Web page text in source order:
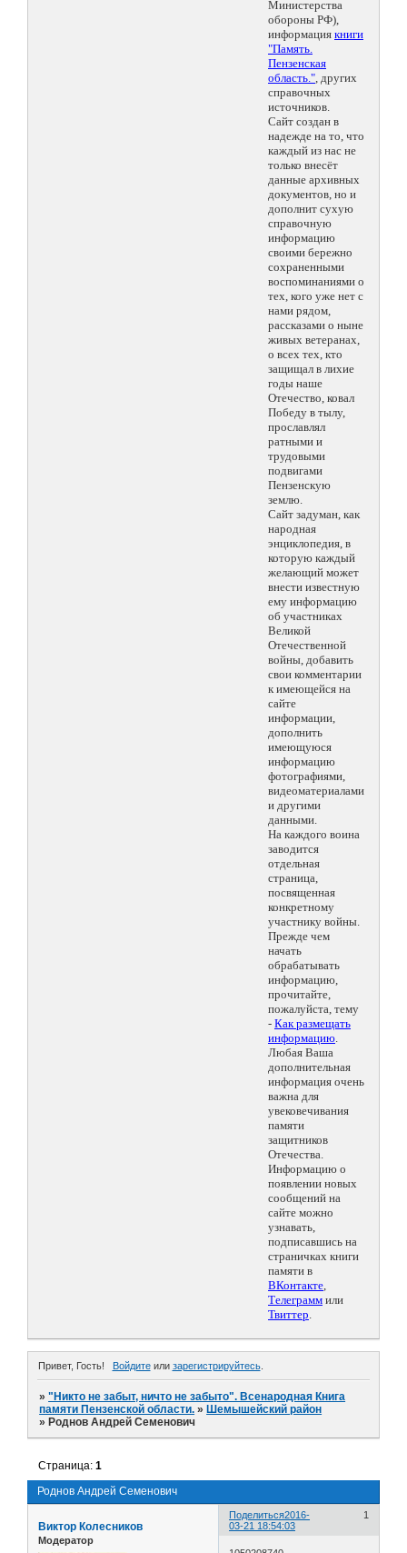
Министерства
обороны РФ),
информация книги
"Память.
Пензенская
область.", других
справочных
источников.
Сайт создан в
надежде на то, что
каждый из нас не
только внесёт
данные архивных
документов, но и
дополнит сухую
справочную
информацию
своими бережно
сохраненными
воспоминаниями о
тех, кого уже нет с
нами рядом,
рассказами о ныне
живых ветеранах,
о всех тех, кто
защищал в лихие
годы наше
Отечество, ковал
Победу в тылу,
прославлял
ратными и
трудовыми
подвигами
Пензенскую
землю.
Сайт задуман, как
народная
энциклопедия, в
которую каждый
желающий может
внести известную
ему информацию
об участниках
Великой
Отечественной
войны, добавить
свои комментарии
к имеющейся на
сайте
информации,
дополнить
имеющуюся
информацию
фотографиями,
видеоматериалами
и другими
данными.
На каждого воина
заводится
отдельная
страница,
посвященная
конкретному
участнику войны.
Прежде чем
начать
обрабатывать
информацию,
прочитайте,
пожалуйста, тему
- Как размещать
информацию.
Любая Ваша
дополнительная
информация очень
важна для
увековечивания
памяти
защитников
Отечества.
Информацию о
появлении новых
сообщений на
сайте можно
узнавать,
подписавшись на
страничках книги
памяти в
ВКонтакте,
Телеграмм или
Твиттер.
Привет, Гость! Войдитеили зарегистрируйтесь.
»"Никто не забыт, ничто не забыто". Всенародная Книга
памяти Пензенской области. » Шемышейский район
» Роднов Андрей Семенович
Роднов Андрей Семенович
Страница:1
Поделиться 1
2016-
03-21 18:54:03
Виктор Колесников
Модератор